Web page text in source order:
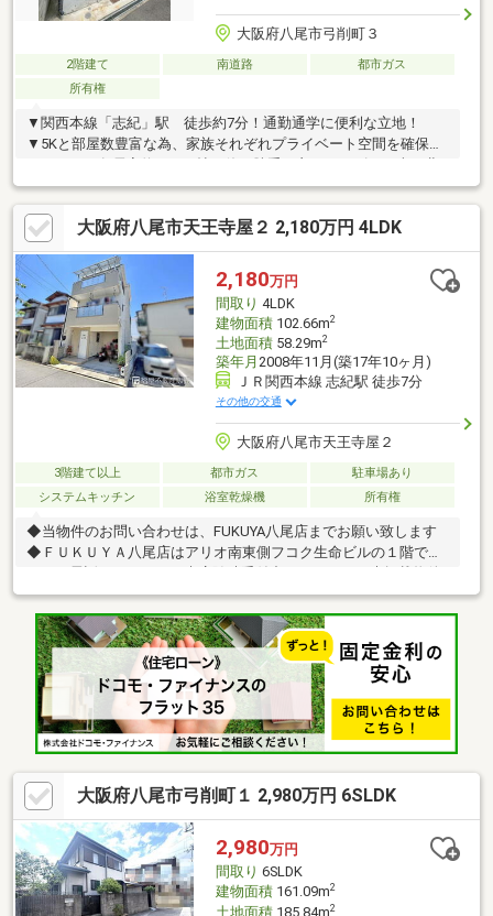
大阪府八尾市弓削町３
2階建て 南道路
都市ガス
所有権
▼関西本線「志紀」駅 徒歩約7分！通勤通学に便利な立地！
▼5Kと部屋数豊富な為、家族それぞれプライベート空間を確保で
両面ベランダにつき陽当り通風良好！▼1階に水回り設備が集約！
歳を重ねても住み続けやすい間取り！▼2階にもトイレ有！朝の混
雑時もすぐ使えて便利！▼周辺環境ライフ志紀店 徒歩約7分万代
志紀店 徒歩約8分セブンイレブン八尾弓削町店 徒歩約4分ファ
ミリーマート八尾天王寺屋店 徒歩約5分ウエルシア八尾志紀店
徒歩約5分※私道負担有（調査中）※前道は非該当道路（再建築不
可）
大阪府八尾市天王寺屋２ 2,180万円 4LDK
2,180万円
間取り 4LDK
建物面積102.66m2
土地面積58.29m2
築年月 2008年11月(築17年10ヶ月)
ＪＲ関西本線 志紀駅 徒歩7分
その他の交通
大阪府八尾市天王寺屋２
3階建て以上 都市ガス
駐車場あり
システムキッチン
浴室乾燥機 所有権
◆当物件のお問い合わせは、FUKUYA八尾店までお願い致します
◆ＦＵＫＵＹＡ八尾店はアリオ南東側フコク生命ビルの１階で
やこれから売り出し予定の情報も豊富にございますのでまずはご
希望条件をお聞かせください。お気軽にご来店お待ちしておりま
す。住宅ローン相談リフォーム相談可能です。他にもネット掲載
ができない非公開物件もございますので八尾市でお探しの方はま
ずはお問合せ下さい。
大阪府八尾市弓削町１ 2,980万円 6SLDK
2,980万円
間取り 6SLDK
建物面積161.09m2
土地面積185.84m2